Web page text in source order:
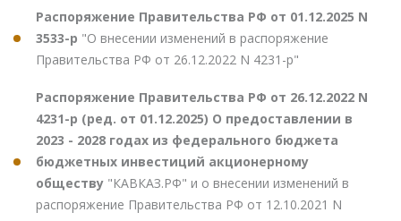
Распоряжение Правительства РФ от 01.12.2025 N
3533-р "О внесении изменений в распоряжение
Правительства РФ от 26.12.2022 N 4231-р"
Распоряжение Правительства РФ от 26.12.2022 N
4231-р (ред. от 01.12.2025) О предоставлении в
2023 - 2028 годах из федерального бюджета
бюджетных инвестиций акционерному
обществу "КАВКАЗ.РФ" и о внесении изменений в
распоряжение Правительства РФ от 12.10.2021 N